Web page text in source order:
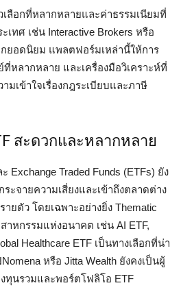
ลือกที่หลากหลายและค่าธรรมเนียมที่
เทศ เช่น Interactive Brokers หรือ
กยอดนิยม แพลตฟอร์มเหล่านี้ให้การ
หลากหลาย และเครื่องมือวิเคราะห์ที่
เข้าใจเรื่องกฎระเบียบและภาษี
สะดวกและหลากหลาย
Exchange Traded Funds (ETFs) ยัง
ะจายความเสี่ยงและเข้าถึงตลาดต่าง
ยตัว โดยเฉพาะอย่างยิ่ง Thematic
าหกรรมแห่งอนาคต เช่น AI ETF,
Healthcare ETF เป็นทางเลือกที่น่า
หรือ Jitta Wealth ยังคงเป็นผู้
ทุนรวมและพอร์ตโฟลิโอ ETF